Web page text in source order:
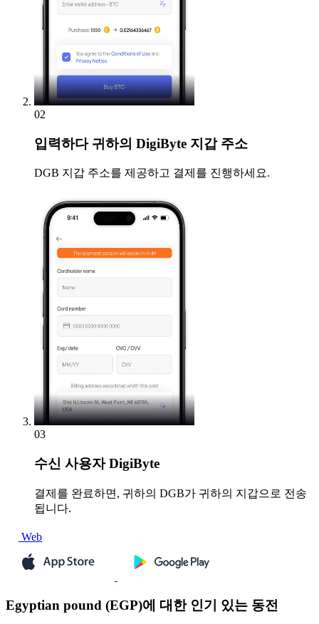
02
입력하다귀하의 DigiByte 지갑 주소
DGB 지갑 주소를 제공하고 결제를 진행하세요.
03
수신 사용자 DigiByte
결제를 완료하면, 귀하의 DGB가 귀하의 지갑으로 전송
됩니다.
Web
Egyptian pound (EGP)에 대한 인기 있는 동전